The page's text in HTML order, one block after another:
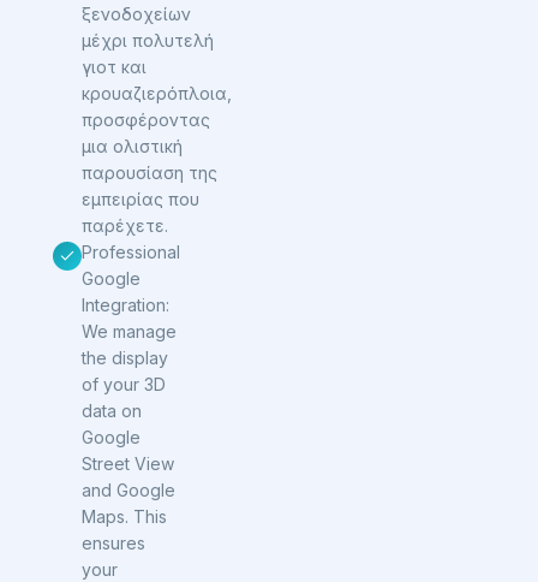
ξενοδοχείων
μέχρι πολυτελή
γιοτ και
κρουαζιερόπλοια,
προσφέροντας
μια ολιστική
παρουσίαση της
εμπειρίας που
παρέχετε.
Professional
Google
Integration:
We manage
the display
of your 3D
data on
Google
Street View
and Google
Maps. This
ensures
your